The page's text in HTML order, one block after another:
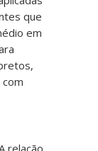
que
em
relação